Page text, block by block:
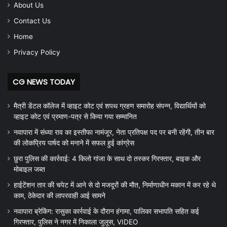
About Us
Contact Us
Home
Privacy Policy
CG NEWS TODAY
मैत्री डेंटल कॉलेज में व्हाइट कोट एवं शपथ ग्रहण समारोह संपन्न, विद्यार्थियों को
व्हाइट कोट एवं प्रमाण-पत्र से किया गया सम्मानित
नवापारा में संध्या राव का इस्तीफा नामंजूर, नेता प्रतिपक्ष पद पर बनी रहेंगी, तीन बार
की लोकप्रिय पार्षद को मनाने में सफल हुई कांग्रेस
छुरा पुलिस की कार्रवाई: 4 किलो गांजा के साथ दो तस्कर गिरफ्तार, बाइक और
मोबाइल जब्त
हाईटेंशन तार की चपेट में आने से दो मजदूरों की मौत, निर्माणाधीन मकान में कर रहे थे
काम, ठेकेदार की लापरवाही आई सामने
नवापारा ब्रेकिंग: रासुका कार्रवाई के दौरान हंगामा, पालिका सभापति सहित कई
गिरफ्तार, पुलिस ने नगर में निकाला जुलूस, VIDEO